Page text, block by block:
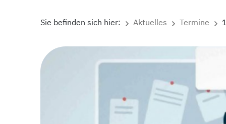
Sie befinden sich hier: Aktuelles Termine